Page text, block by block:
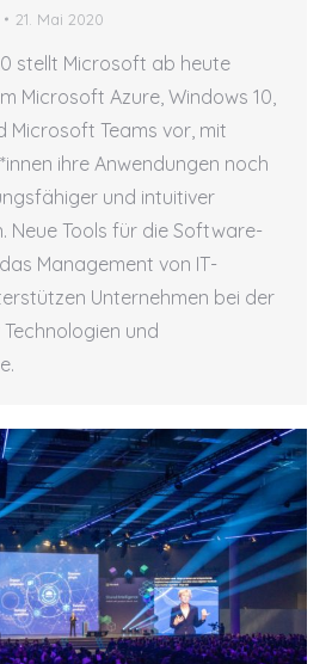
21. Mai 2020
stellt Microsoft ab heute
Microsoft Azure, Windows 10,
Microsoft Teams vor, mit
ihre Anwendungen noch
und intuitiver
Neue Tools für die Software-
Management von IT-
Unternehmen bei der
und